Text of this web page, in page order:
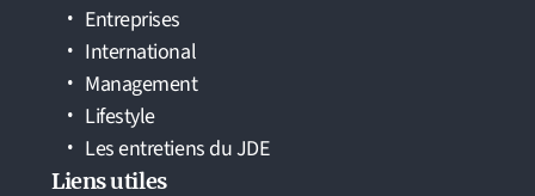
Entreprises
International
Management
Lifestyle
Les entretiens du JDE
Liens utiles